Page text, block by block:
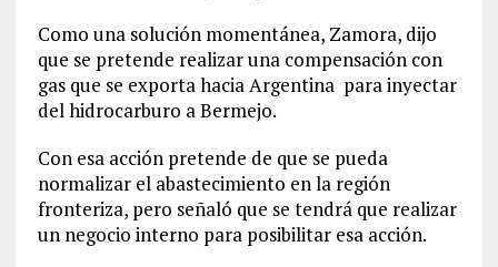
Como una solución momentánea, Zamora, dijo
que se pretende realizar una compensación con
gas que se exporta hacia Argentina para inyectar
del hidrocarburo a Bermejo.
Con esa acción pretende de que se pueda
normalizar el abastecimiento en la región
fronteriza, pero señaló que se tendrá que realizar
un negocio interno para posibilitar esa acción.